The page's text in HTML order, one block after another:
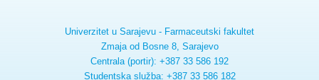
Univerzitet u Sarajevu - Farmaceutski fakultet
Zmaja od Bosne 8, Sarajevo
Centrala (portir): +387 33 586 192
Studentska služba: +387 33 586 182